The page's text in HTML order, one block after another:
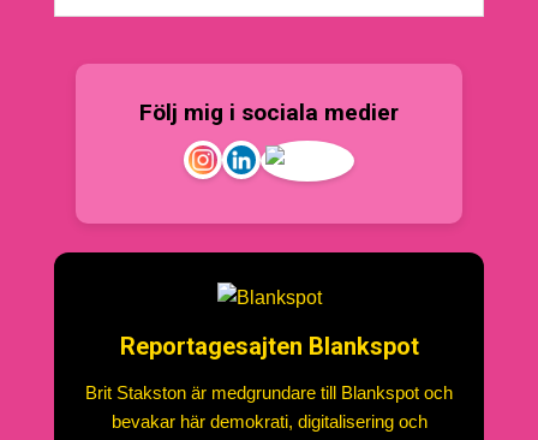
Följ mig i sociala medier
Reportagesajten Blankspot
Brit Stakston är medgrundare till Blankspot och
bevakar här demokrati, digitalisering och